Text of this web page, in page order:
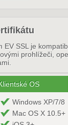
EV SSL je
prohlížeči,
OS
Windows XP/7/8
Mac OS X 10.5+